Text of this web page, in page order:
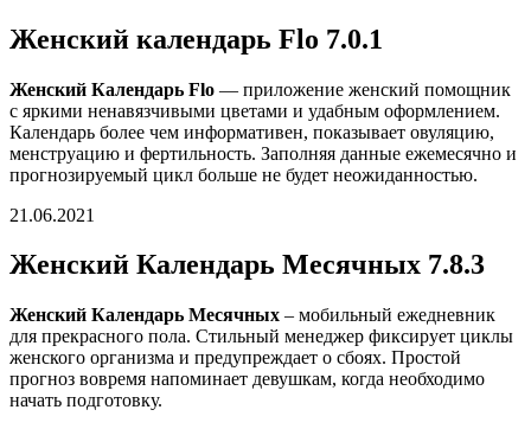
Женский календарь Flo 7.0.1
Женский Календарь Flo — приложение женский помощник
с яркими ненавязчивыми цветами и удабным оформлением.
Календарь более чем информативен, показывает овуляцию,
менструацию и фертильность. Заполняя данные ежемесячно и
прогнозируемый цикл больше не будет неожиданностью.
21.06.2021
Женский Календарь Месячных 7.8.3
Женский Календарь Месячных – мобильный ежедневник
для прекрасного пола. Стильный менеджер фиксирует циклы
женского организма и предупреждает о сбоях. Простой
прогноз вовремя напоминает девушкам, когда необходимо
начать подготовку.